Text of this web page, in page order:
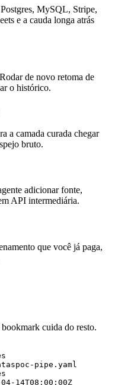
MySQL, Stripe,
e a cauda longa atrás
de novo retoma de
o histórico.
a camada curada chegar
bruto.
adicionar fonte,
API intermediária.
que você já paga,
cuida do resto.
pipe.yaml
14T08:00:00Z